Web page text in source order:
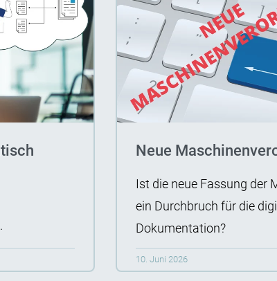
Neue
Ist die neue Fassung der
ein Durchbruch für die
Dokumentation?
10. Juni 2026